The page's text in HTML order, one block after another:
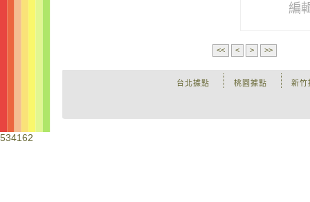
編
<< < > >>
新竹
桃園據點
台北據點
534162